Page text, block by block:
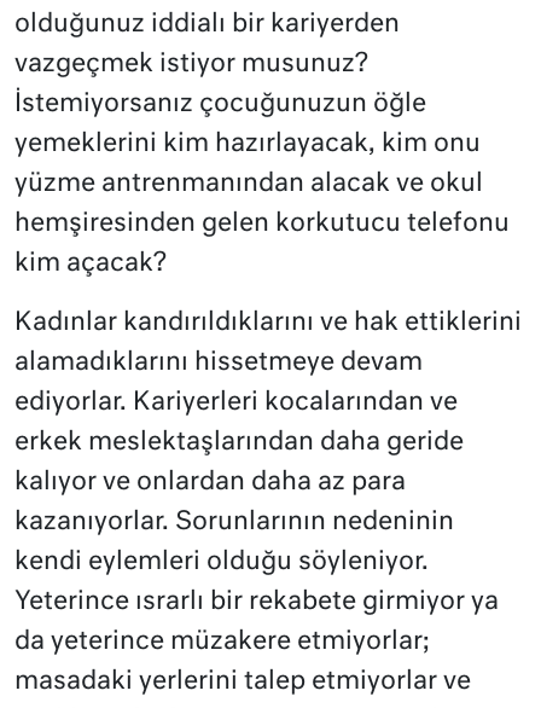
olduğunuz iddialı bir kariyerden
vazgeçmek istiyor musunuz?
İstemiyorsanız çocuğunuzun öğle
yemeklerini kim hazırlayacak, kim onu
yüzme antrenmanından alacak ve okul
hemşiresinden gelen korkutucu telefonu
kim açacak?
Kadınlar kandırıldıklarını ve hak ettiklerini
alamadıklarını hissetmeye devam
ediyorlar. Kariyerleri kocalarından ve
erkek meslektaşlarından daha geride
kalıyor ve onlardan daha az para
kazanıyorlar. Sorunlarının nedeninin
kendi eylemleri olduğu söyleniyor.
Yeterince ısrarlı bir rekabete girmiyor ya
da yeterince müzakere etmiyorlar;
masadaki yerlerini talep etmiyorlar ve